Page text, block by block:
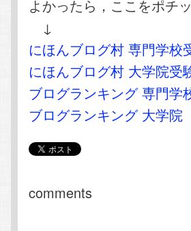
よかったら，ここをポチ
↓
にほんブログ村 専門学校
にほんブログ村 大学院受
ブログランキング 専門学
ブログランキング 大学院
comments